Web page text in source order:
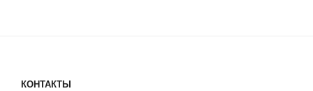
КОНТАКТЫ